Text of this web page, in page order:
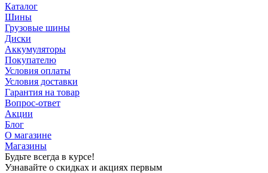
Каталог
Шины
Грузовые шины
Диски
Аккумуляторы
Покупателю
Условия оплаты
Условия доставки
Гарантия на товар
Вопрос-ответ
Акции
Блог
О магазине
Магазины
Будьте всегда в курсе!
Узнавайте о скидках и акциях первым